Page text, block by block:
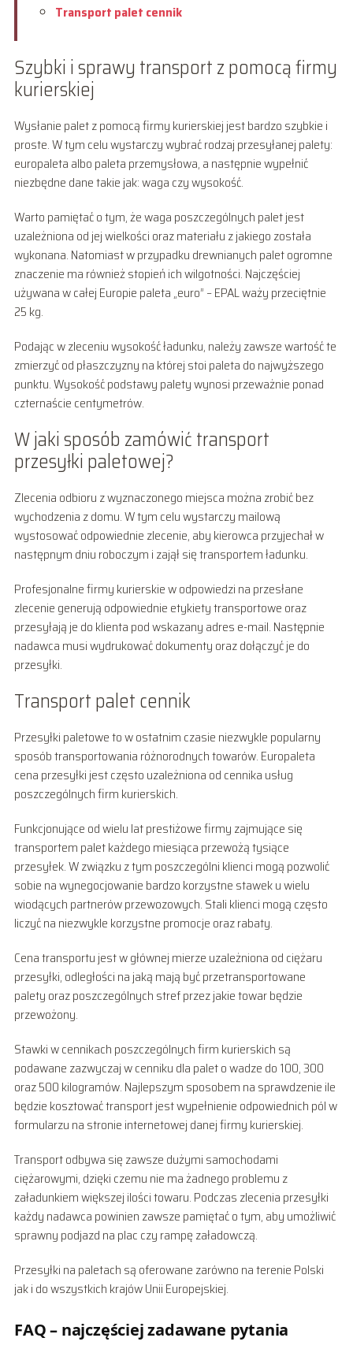
Transport palet cennik
Szybki i sprawy transport z pomocą firmy
kurierskiej
Wysłanie palet z pomocą firmy kurierskiej jest bardzo szybkie i
proste. W tym celu wystarczy wybrać rodzaj przesyłanej palety:
europaleta albo paleta przemysłowa, a następnie wypełnić
niezbędne dane takie jak: waga czy wysokość.
Warto pamiętać o tym, że waga poszczególnych palet jest
uzależniona od jej wielkości oraz materiału z jakiego została
wykonana. Natomiast w przypadku drewnianych palet ogromne
znaczenie ma również stopień ich wilgotności. Najczęściej
używana w całej Europie paleta „euro” – EPAL waży przeciętnie
25 kg.
Podając w zleceniu wysokość ładunku, należy zawsze wartość te
zmierzyć od płaszczyzny na której stoi paleta do najwyższego
punktu. Wysokość podstawy palety wynosi przeważnie ponad
czternaście centymetrów.
W jaki sposób zamówić transport
przesyłki paletowej?
Zlecenia odbioru z wyznaczonego miejsca można zrobić bez
wychodzenia z domu. W tym celu wystarczy mailową
wystosować odpowiednie zlecenie, aby kierowca przyjechał w
następnym dniu roboczym i zajął się transportem ładunku.
Profesjonalne firmy kurierskie w odpowiedzi na przesłane
zlecenie generują odpowiednie etykiety transportowe oraz
przesyłają je do klienta pod wskazany adres e-mail. Następnie
nadawca musi wydrukować dokumenty oraz dołączyć je do
przesyłki.
Transport palet cennik
Przesyłki paletowe to w ostatnim czasie niezwykle popularny
sposób transportowania różnorodnych towarów. Europaleta
cena przesyłki jest często uzależniona od cennika usług
poszczególnych firm kurierskich.
Funkcjonujące od wielu lat prestiżowe firmy zajmujące się
transportem palet każdego miesiąca przewożą tysiące
przesyłek. W związku z tym poszczególni klienci mogą pozwolić
sobie na wynegocjowanie bardzo korzystne stawek u wielu
wiodących partnerów przewozowych. Stali klienci mogą często
liczyć na niezwykle korzystne promocje oraz rabaty.
Cena transportu jest w głównej mierze uzależniona od ciężaru
przesyłki, odległości na jaką mają być przetransportowane
palety oraz poszczególnych stref przez jakie towar będzie
przewożony.
Stawki w cennikach poszczególnych firm kurierskich są
podawane zazwyczaj w cenniku dla palet o wadze do 100, 300
oraz 500 kilogramów. Najlepszym sposobem na sprawdzenie ile
będzie kosztować transport jest wypełnienie odpowiednich pól w
formularzu na stronie internetowej danej firmy kurierskiej.
Transport odbywa się zawsze dużymi samochodami
ciężarowymi, dzięki czemu nie ma żadnego problemu z
załadunkiem większej ilości towaru. Podczas zlecenia przesyłki
każdy nadawca powinien zawsze pamiętać o tym, aby umożliwić
sprawny podjazd na plac czy rampę załadowczą.
Przesyłki na paletach są oferowane zarówno na terenie Polski
jak i do wszystkich krajów Unii Europejskiej.
FAQ – najczęściej zadawane pytania